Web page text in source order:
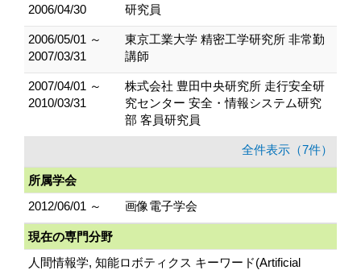
2006/04/30
研究員
2006/05/01 ～
2007/03/31
東京工業大学 精密工学研究所 非常勤
講師
2007/04/01 ～
2010/03/31
株式会社 豊田中央研究所 走行安全研
究センター 安全・情報システム研究
部 客員研究員
全件表示（7件）
所属学会
2012/06/01 ～
画像電子学会
現在の専門分野
人間情報学, 知能ロボティクス キーワード(Artificial